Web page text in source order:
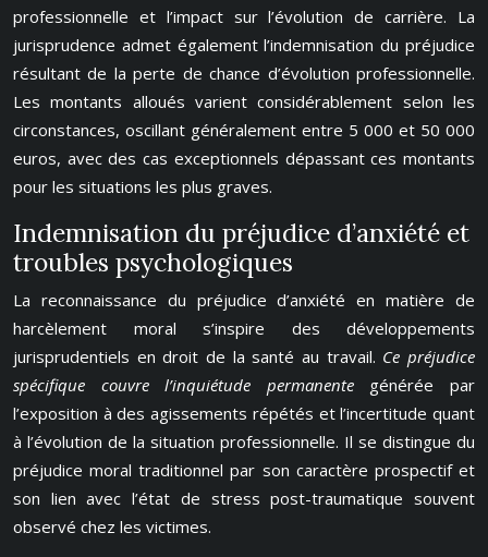
professionnelle et l’impact sur l’évolution de carrière. La
jurisprudence admet également l’indemnisation du préjudice
résultant de la perte de chance d’évolution professionnelle.
Les montants alloués varient considérablement selon les
circonstances, oscillant généralement entre 5 000 et 50 000
euros, avec des cas exceptionnels dépassant ces montants
pour les situations les plus graves.
Indemnisation du préjudice d’anxiété et
troubles psychologiques
La reconnaissance du préjudice d’anxiété en matière de
harcèlement moral s’inspire des développements
jurisprudentiels en droit de la santé au travail. Ce préjudice
spécifique couvre l’inquiétude permanentegénérée par
l’exposition à des agissements répétés et l’incertitude quant
à l’évolution de la situation professionnelle. Il se distingue du
préjudice moral traditionnel par son caractère prospectif et
son lien avec l’état de stress post-traumatique souvent
observé chez les victimes.